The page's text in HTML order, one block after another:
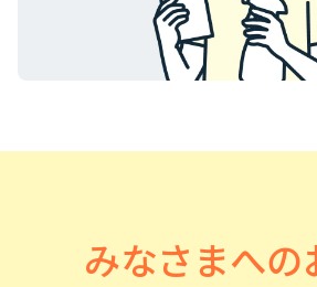
みなさまへの